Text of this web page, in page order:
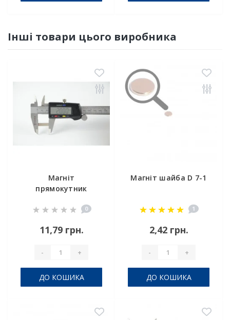
Інші товари цього виробника
Магніт
прямокутник
0
11,79 грн.
- +
ДО КОШИКА
Магніт шайба D 7-1
1
2,42 грн.
- +
ДО КОШИКА